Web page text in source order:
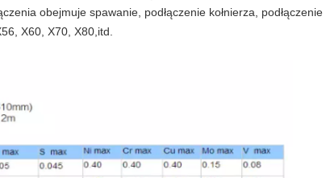
obejmuje spawanie, podłączenie kołnierza,
X60, X70, X80,itd.